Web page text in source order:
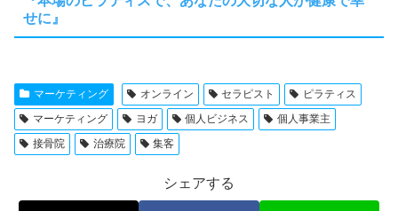
せに』
マーケティング オンライン セラピスト
ピラティス
マーケティング
ヨガ 個人ビジネス
個人事業主
接骨院
治療院 集客
シェアする